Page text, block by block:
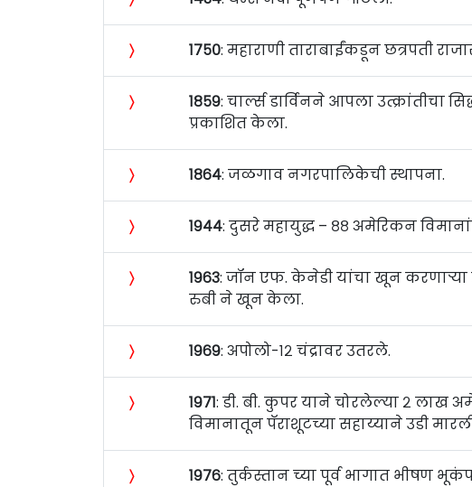
〉 १७५०: महाराणी ताराबाईंकडून छत्रपती
〉 १८५९: चार्ल्स डार्विनने आपला उत्क्रांतीचा
प्रकाशित केला.
〉 १८६४: जळगाव नगरपालिकेची स्थापना.
〉 १९४४: दुसरे महायुद्ध – ८८ अमेरिकन
〉 १९६३: जॉन एफ. केनेडी यांचा खून
रुबी ने खून केला.
〉 १९६९: अपोलो-१२ चंद्रावर उतरले.
〉 १९७१: डी. बी. कुपर याने चोरलेल्या २ लाख
विमानातून पॅराशूटच्या सहाय्याने उडी
〉 १९७६: तुर्कस्तान च्या पूर्व भागात भीषण